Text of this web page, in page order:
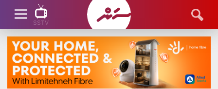
SSTV
SSTV LIVE